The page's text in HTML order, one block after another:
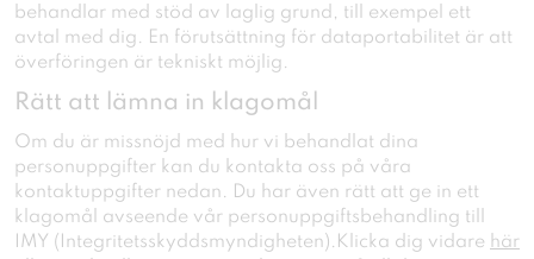
behandlar med stöd av laglig grund, till exempel ett
avtal med dig. En förutsättning för dataportabilitet är att
överföringen är tekniskt möjlig.
Rätt att lämna in klagomål
Om du är missnöjd med hur vi behandlat dina
personuppgifter kan du kontakta oss på våra
kontaktuppgifter nedan. Du har även rätt att ge in ett
klagomål avseende vår personuppgiftsbehandling till
IMY (Integritetsskyddsmyndigheten).Klicka dig vidare här